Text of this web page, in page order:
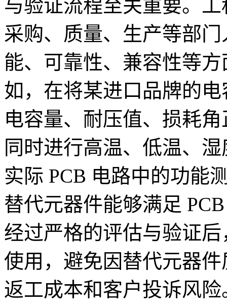
与验证流程至关重要。
采购、质量、生产等部
能、可靠性、兼容性等
如，在将某进口品牌的
电容量、耐压值、损耗
同时进行高温、低温、
实际 PCB 电路中的功能
替代元器件能够满足
经过严格的评估与验证
使用，避免因替代元器
返工成本和客户投诉风险